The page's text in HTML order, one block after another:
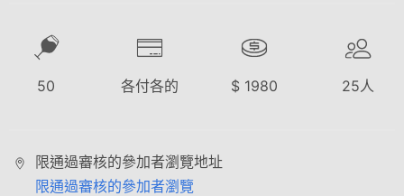
50 各付各的 $ 1980 25人
限通過審核的參加者瀏覽地址
限通過審核的參加者瀏覽